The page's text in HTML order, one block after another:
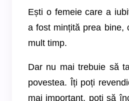
Ești o femeie care a
a fost mințită prea bine,
mult timp.
Dar nu mai trebuie să
povestea. Îți poți
mai important, poți să